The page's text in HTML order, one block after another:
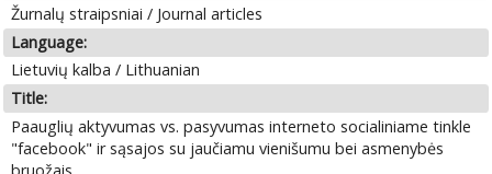
Žurnalų straipsniai / Journal articles
Language:
Lietuvių kalba / Lithuanian
Title:
Paauglių aktyvumas vs. pasyvumas interneto socialiniame tinkle
"facebook" ir sąsajos su jaučiamu vienišumu bei asmenybės